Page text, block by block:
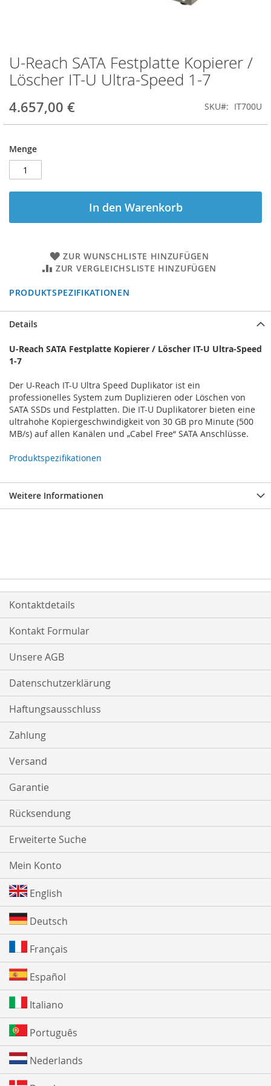
U-Reach SATA Festplatte Kopierer /
Löscher IT-U Ultra-Speed 1-7
4.657,00 € SKU IT700U
Menge
In den Warenkorb
ZUR WUNSCHLISTE HINZUFÜGEN
ZUR VERGLEICHSLISTE HINZUFÜGEN
PRODUKTSPEZIFIKATIONEN
Zum
Anfang
der
springen
Details
U-Reach SATA Festplatte Kopierer / Löscher IT-U Ultra-Speed
1-7
Der U-Reach IT-U Ultra Speed Duplikator ist ein
professionelles System zum Duplizieren oder Löschen von
SATA SSDs und Festplatten. Die IT-U Duplikatorer bieten eine
ultrahohe Kopiergeschwindigkeit von 30 GB pro Minute (500
MB/s) auf allen Kanälen und „Cabel Free“ SATA Anschlüsse.
Produktspezifikationen
Weitere Informationen
Kontaktdetails
Kontakt Formular
Unsere AGB
Datenschutzerklärung
Haftungsausschluss
Zahlung
Versand
Garantie
Rücksendung
Erweiterte Suche
Mein Konto
English
Deutsch
Français
Español
Italiano
Português
Nederlands